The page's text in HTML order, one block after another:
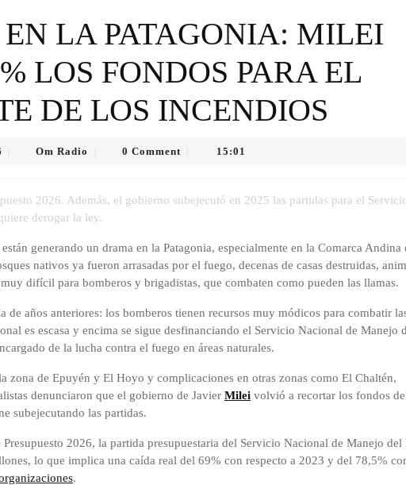
LA PATAGONIA: MILEI
LOS FONDOS PARA EL
DE LOS INCENDIOS
de
Om Radio 0 Comment 15:01
2026. Además, el gobierno subejecutó en 2025 las partidas para el
derogar la ley.
generando un drama en la Patagonia, especialmente en la Comarca Andina
nativos ya fueron arrasadas por el fuego, decenas de casas destruidas,
difícil para bomberos y brigadistas, que combaten como pueden las llamas.
de años anteriores: los bomberos tienen recursos muy módicos para combatir
es escasa y encima se sigue desfinanciando el Servicio Nacional de Manejo
de la lucha contra el fuego en áreas naturales.
zona de Epuyén y El Hoyo y complicaciones en otras zonas como El Chaltén,
denunciaron que el gobierno de Javier Milei volvió a recortar los fondos
subejecutando las partidas.
2026, la partida presupuestaria del Servicio Nacional de Manejo del
lo que implica una caída real del 69% con respecto a 2023 y del 78,5%
.